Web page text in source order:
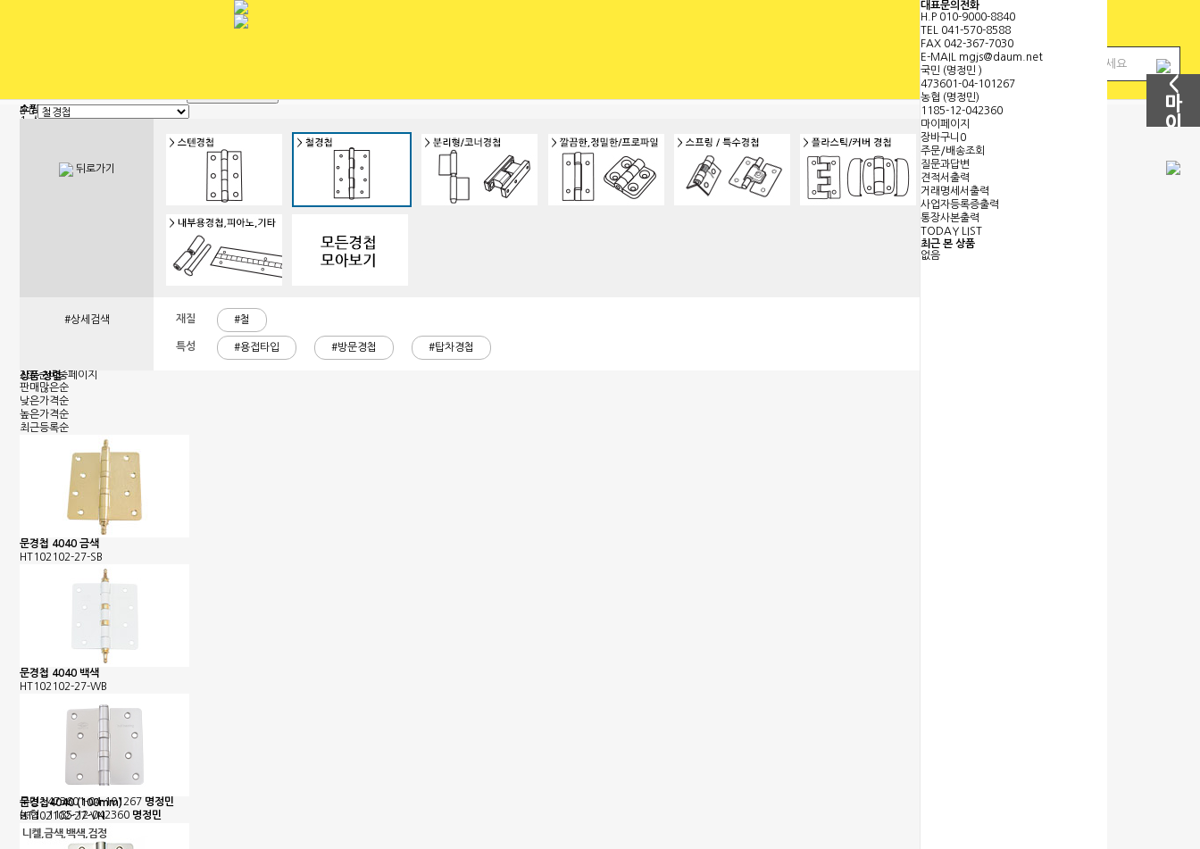
<
마
이
이
대표문의전화
H.P 010-9000-8840
TEL
041-570-8588
FAX 042-367-7030
E-MAIL
mgjs@daum.net
국민 (명정민 )
473601-04-101267
농협 (명정민)
1185-12-042360
마이페이지
장바구니 0
주문/배송조회
질문과답변
견적서출력
거래명세서출력
사업자등록증출력
통장사본출력
TODAY LIST
최근 본 상품
없음
쇼핑몰 카테고리
1. 신상품
4. 밀폐손잡이(냉장고)
5. 원형핸들, 노브, 손잡이볼트
16. 와이어, 링고리,각종걸이
20. 준비중페이지
국민 : 473601-04-101267 명정민
농협 : 1185-12-042360 명정민
근무시간안내
평일 : 08:00 ~ 18:00
뒤로가기
#상세검색 재질 #철
특성 #용접타입 #방문경첩 #탑차경첩
상품 정렬
판매많은순
낮은가격순
높은가격순
최근등록순
문경첩 4040 금색
HT102102-27-SB
문경첩 4040 백색
HT102102-27-WB
문경첩4040 (100mm)
HT102102-27-VN